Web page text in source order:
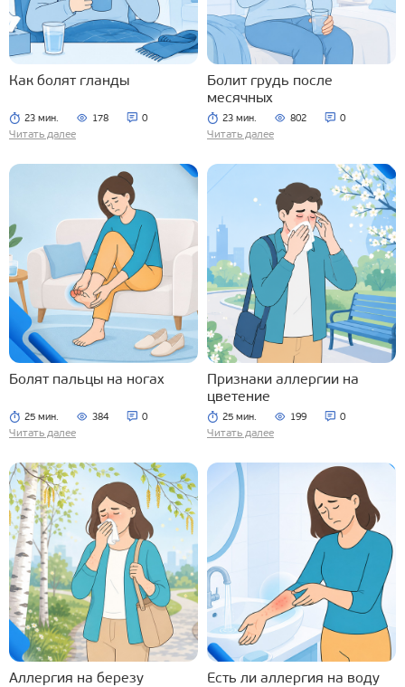
Как болят гланды
23 мин. 178 0
Читать далее
Болит грудь после
месячных
23 мин. 802 0
Читать далее
Болят пальцы на ногах
25 мин. 384 0
Читать далее
Признаки аллергии на
цветение
25 мин. 199 0
Читать далее
Аллергия на березу Есть ли аллергия на воду